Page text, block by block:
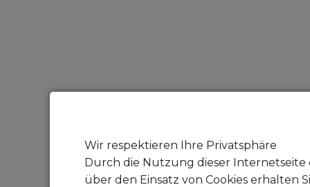
Wir respektieren Ihre Privatsphäre
Durch die Nutzung dieser Internetseite
über den Einsatz von Cookies erhalten